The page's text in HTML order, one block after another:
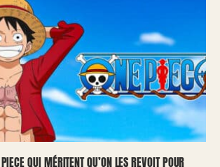
QUI MÉRITENT QU’ON LES REVOIT POUR